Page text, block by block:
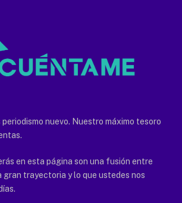
nuevo. Nuestro máximo tesoro
en esta página son una fusión entre
gran trayectoria y lo que ustedes nos